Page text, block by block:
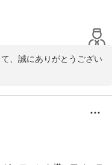
、誠にありがとうござい
をおかけし申し訳ござい
。
をスタッフ一同心よりお